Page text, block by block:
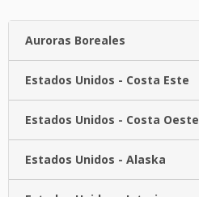
Auroras Boreales
Estados Unidos - Costa Este
Estados Unidos - Costa Oeste
Estados Unidos - Alaska